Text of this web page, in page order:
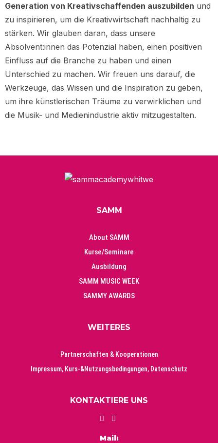
Generation von Kreativschaffenden auszubilden und
zu inspirieren, um die Kreativwirtschaft nachhaltig zu
stärken. Wir glauben daran, dass unsere
Absolvent:innen das Potenzial haben, einen positiven
Einfluss auf die Branche zu haben und einen
Unterschied zu machen. Wir freuen uns darauf, die
Werkzeuge, das Wissen und die Inspiration zu geben,
um ihre künstlerischen Träume zu verwirklichen und
die Musik- und Medienindustrie aktiv mitzugestalten.
SAMM
About SAMM
Kurse/Seminare
Ausbildung
SAMM MUSIC WEEK
SAMMY AWARDS
WEITERES
Partnerschaften & Kooperationen
Impressum, Kurs-&Nutzungsbedingungen, Datenschutz
KONTAKTIERE UNS
Mail: